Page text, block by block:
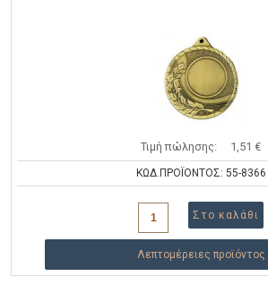
Τιμή πώλησης: 1,51 €
ΚΩΔ.ΠΡΟΪΟΝΤΟΣ: 55-8366
Λεπτομέρειες προϊόντος